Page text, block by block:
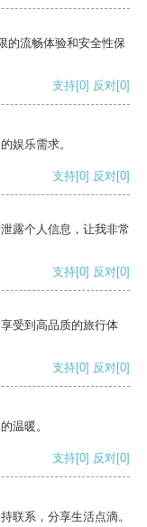
的流畅体验和安全性保
支持[0] 反对[0]
娱乐需求。
支持[0] 反对[0]
露个人信息，让我非常
支持[0] 反对[0]
受到高品质的旅行体
支持[0] 反对[0]
温暖。
支持[0] 反对[0]
联系，分享生活点滴。